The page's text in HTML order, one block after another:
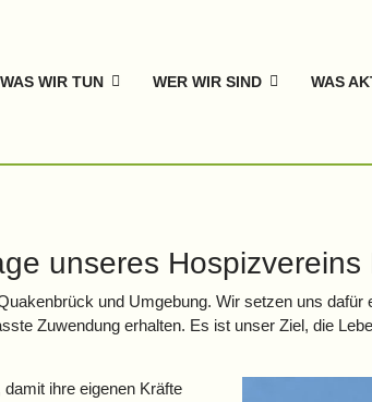
WAS WIR TUN WER WIR SIND WAS
unseres
und Umgebung. Wir setzen uns
Zuwendung erhalten. Es ist unser Ziel, die
ihre eigenen Kräfte